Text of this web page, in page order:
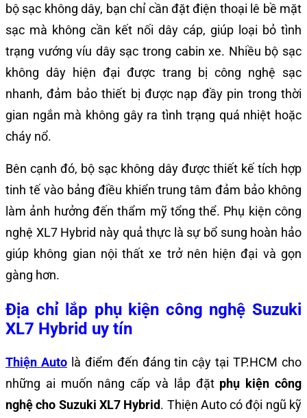
bộ sạc không dây, bạn chỉ cần đặt điện thoại lê bề mặt
sạc mà không cần kết nối dây cáp, giúp loại bỏ tình
trạng vướng víu dây sạc trong cabin xe. Nhiều bộ sạc
không dây hiện đại được trang bị công nghệ sạc
nhanh, đảm bảo thiết bị được nạp đầy pin trong thời
gian ngắn mà không gây ra tình trạng quá nhiệt hoặc
cháy nổ.
Bên cạnh đó, bộ sạc không dây được thiết kế tích hợp
tinh tế vào bảng điều khiển trung tâm đảm bảo không
làm ảnh hưởng đến thẩm mỹ tổng thể. Phụ kiện công
nghệ XL7 Hybrid này quả thực là sự bổ sung hoàn hảo
giúp không gian nội thất xe trở nên hiện đại và gọn
gàng hơn.
Địa chỉ lắp phụ kiện công nghệ Suzuki
XL7 Hybrid uy tín
Thiện Autolà điểm đến đáng tin cậy tại TP.HCM cho
những ai muốn nâng cấp và lắp đặt phụ kiện công
nghệ cho Suzuki XL7 Hybrid. Thiện Auto có đội ngũ kỹ